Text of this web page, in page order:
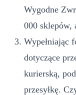
Wygodne
000 sklepów,
Wypełniając
dotyczące
kurierską,
przesyłkę.